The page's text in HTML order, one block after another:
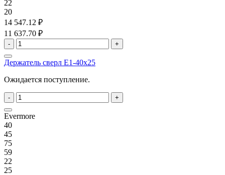
22
20
14 547.12 ₽
11 637.70 ₽
- +
Держатель сверл E1-40x25
Ожидается поступление.
- +
Evermore
40
45
75
59
22
25